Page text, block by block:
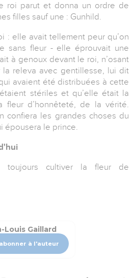
roi parut et donna un ordre de
filles sauf une : Gunhild.
: elle avait tellement peur qu’on
sans fleur - elle éprouvait une
à genoux devant le roi, n’osant
la releva avec gentillesse, lui dit
avaient été distribuées à cette
stériles et qu’elle était la
fleur d’honnêteté, de la vérité.
confiera les grandes choses du
épousera le prince.
toujours cultiver la fleur de
Louis Gaillard
à l'auteur